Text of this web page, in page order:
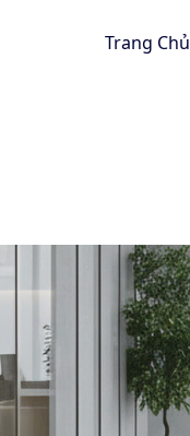
Trang Chủ